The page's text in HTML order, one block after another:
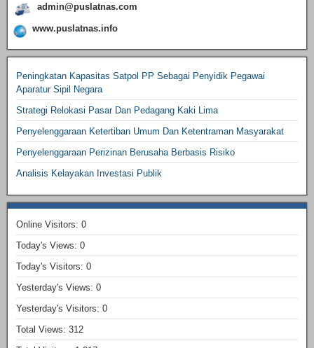
admin@puslatnas.com
www.puslatnas.info
Peningkatan Kapasitas Satpol PP Sebagai Penyidik Pegawai
Aparatur Sipil Negara
Strategi Relokasi Pasar Dan Pedagang Kaki Lima
Penyelenggaraan Ketertiban Umum Dan Ketentraman Masyarakat
Penyelenggaraan Perizinan Berusaha Berbasis Risiko
Analisis Kelayakan Investasi Publik
Online Visitors: 0
Today's Views: 0
Today's Visitors: 0
Yesterday's Views: 0
Yesterday's Visitors: 0
Total Views: 312